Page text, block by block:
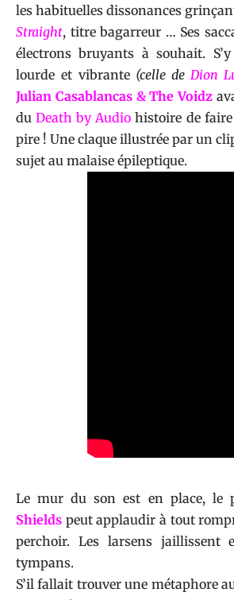
les habituelles dissonances
Straight, titre bagarreur … Ses
électrons bruyants à souhait.
lourde et vibrante (celle de Dion
Julian Casablancas & The Voidz
duDeath by Audio histoire de
pire ! Une claque illustrée par un
sujet au malaise épileptique.
Le mur du son est en place, le
Shields peut applaudir à tout
perchoir. Les larsens jaillissent
tympans.
S’il fallait trouver une métaphore